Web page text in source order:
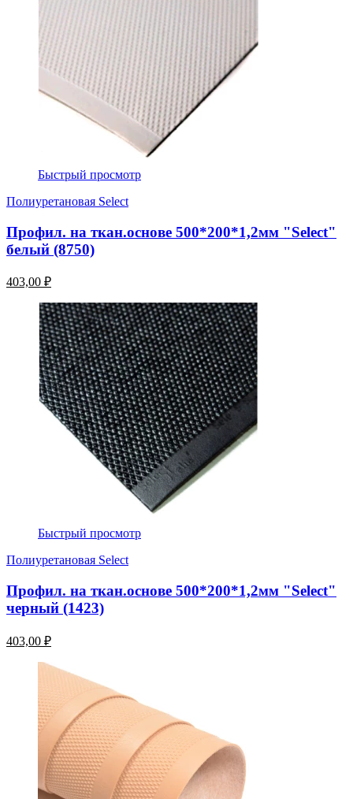
Быстрый просмотр
Полиуретановая Select
Профил. на ткан.основе 500*200*1,2мм "Select"
белый (8750)
403,00 ₽
Быстрый просмотр
Полиуретановая Select
Профил. на ткан.основе 500*200*1,2мм "Select"
черный (1423)
403,00 ₽